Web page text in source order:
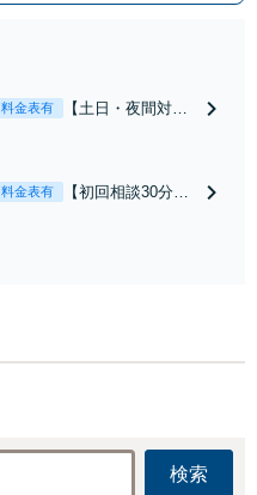
料金表有
【土日・夜間対応
れたら、サインす
料金表有
【初回相談30分無
お店の風評被害対
応可：開示請求の
意見照会が来たと検索